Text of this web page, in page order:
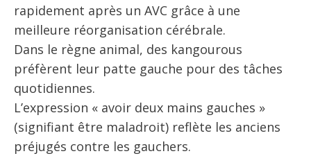
rapidement après un AVC grâce à une
meilleure réorganisation cérébrale.
Dans le règne animal, des kangourous
préfèrent leur patte gauche pour des tâches
quotidiennes.
L’expression « avoir deux mains gauches »
(signifiant être maladroit) reflète les anciens
préjugés contre les gauchers.